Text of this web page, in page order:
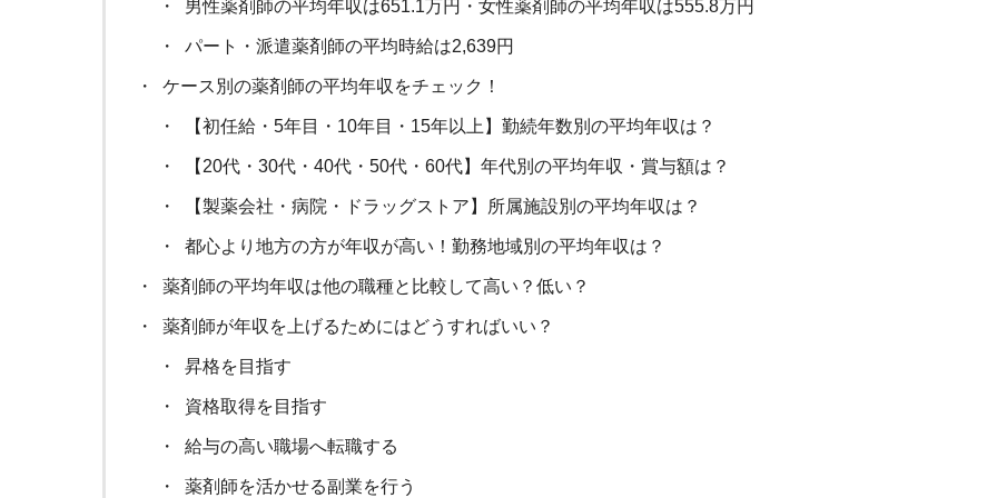
男性薬剤師の平均年収は651.1万円・女性薬剤師の平均年収は555.8万円
パート・派遣薬剤師の平均時給は2,639円
ケース別の薬剤師の平均年収をチェック！
【初任給・5年目・10年目・15年以上】勤続年数別の平均年収は？
【20代・30代・40代・50代・60代】年代別の平均年収・賞与額は？
【製薬会社・病院・ドラッグストア】所属施設別の平均年収は？
都心より地方の方が年収が高い！勤務地域別の平均年収は？
薬剤師の平均年収は他の職種と比較して高い？低い？
薬剤師が年収を上げるためにはどうすればいい？
昇格を目指す
資格取得を目指す
給与の高い職場へ転職する
薬剤師を活かせる副業を行う